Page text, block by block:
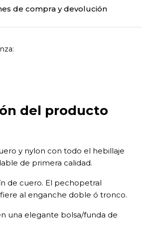
de compra y devolución
del producto
y nylon con todo el hebillaje
de primera calidad.
de cuero. El pechopetral
al enganche doble ó tronco.
una elegante bolsa/funda de